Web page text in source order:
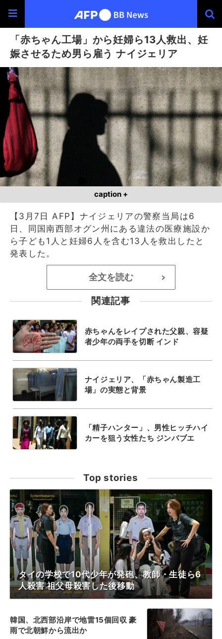
「赤ちゃん工場」から妊婦ら13人救出、妊
娠させるため男ら雇う ナイジェリア
caption +
【3月7日 AFP】ナイジェリアの警察当局は6
日、同国南西部オグン州にある違法の医療施設か
ら子ども1人と妊婦6人を含む13人を救出したと
発表した。
全文を読む >
関連記事
赤ちゃんをレイプされた父親、容疑
者少年の両手を切断 インド
ナイジェリア、「赤ちゃん製造工
場」の実態と背景
「精子ハンター」、男性ヒッチハイ
カーを狙う女性たち ジンバブエ
Top stories
タイの学校で10代少年が発砲、教師・生徒ら6
人殺害 祖父母殺害した後移動
韓国、北西部沿岸で地雷15個回収 豪
雨で北朝鮮から流出か